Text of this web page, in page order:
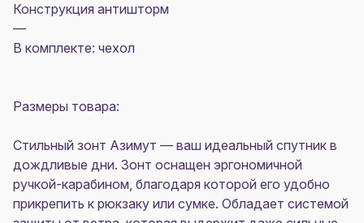
Конструкция антишторм
—
В комплекте: чехол
Размеры товара:
Стильный зонт Азимут — ваш идеальный спутник в
дождливые дни. Зонт оснащен эргономичной
ручкой-карабином, благодаря которой его удобно
прикрепить к рюкзаку или сумке. Обладает системой